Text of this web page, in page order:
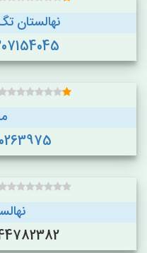
نهالستان
09144782382